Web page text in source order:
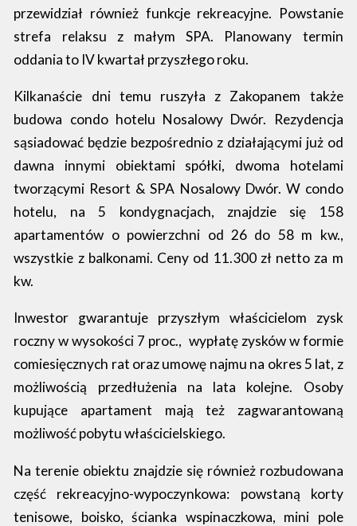
przewidział również funkcje rekreacyjne. Powstanie
strefa relaksu z małym SPA. Planowany termin
oddania to IV kwartał przyszłego roku.
Kilkanaście dni temu ruszyła z Zakopanem także
budowa condo hotelu Nosalowy Dwór. Rezydencja
sąsiadować będzie bezpośrednio z działającymi już od
dawna innymi obiektami spółki, dwoma hotelami
tworzącymi Resort & SPA Nosalowy Dwór. W condo
hotelu, na 5 kondygnacjach, znajdzie się 158
apartamentów o powierzchni od 26 do 58 m kw.,
wszystkie z balkonami. Ceny od 11.300 zł netto za m
kw.
Inwestor gwarantuje przyszłym właścicielom zysk
roczny w wysokości 7 proc., wypłatę zysków w formie
comiesięcznych rat oraz umowę najmu na okres 5 lat, z
możliwością przedłużenia na lata kolejne. Osoby
kupujące apartament mają też zagwarantowaną
możliwość pobytu właścicielskiego.
Na terenie obiektu znajdzie się również rozbudowana
część rekreacyjno-wypoczynkowa: powstaną korty
tenisowe, boisko, ścianka wspinaczkowa, mini pole